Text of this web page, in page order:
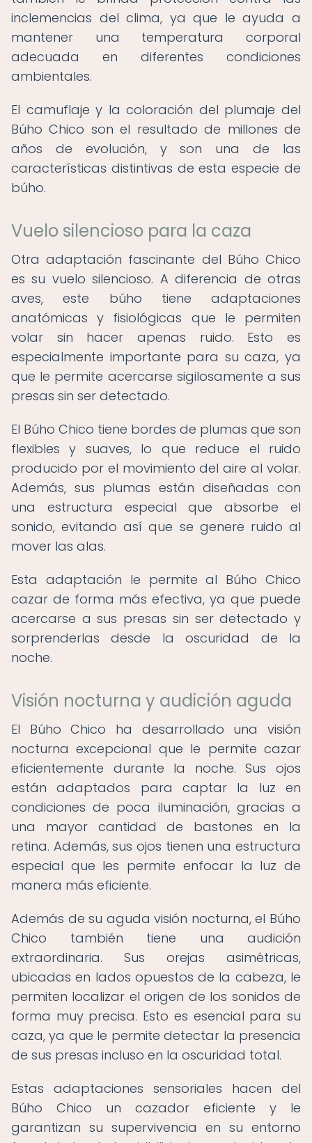
inclemencias del clima, ya que le ayuda a
mantener una temperatura corporal
adecuada en diferentes condiciones
ambientales.
El camuflaje y la coloración del plumaje del
Búho Chico son el resultado de millones de
años de evolución, y son una de las
características distintivas de esta especie de
búho.
Vuelo silencioso para la caza
Otra adaptación fascinante del Búho Chico
es su vuelo silencioso. A diferencia de otras
aves, este búho tiene adaptaciones
anatómicas y fisiológicas que le permiten
volar sin hacer apenas ruido. Esto es
especialmente importante para su caza, ya
que le permite acercarse sigilosamente a sus
presas sin ser detectado.
El Búho Chico tiene bordes de plumas que son
flexibles y suaves, lo que reduce el ruido
producido por el movimiento del aire al volar.
Además, sus plumas están diseñadas con
una estructura especial que absorbe el
sonido, evitando así que se genere ruido al
mover las alas.
Esta adaptación le permite al Búho Chico
cazar de forma más efectiva, ya que puede
acercarse a sus presas sin ser detectado y
sorprenderlas desde la oscuridad de la
noche.
Visión nocturna y audición aguda
El Búho Chico ha desarrollado una visión
nocturna excepcional que le permite cazar
eficientemente durante la noche. Sus ojos
están adaptados para captar la luz en
condiciones de poca iluminación, gracias a
una mayor cantidad de bastones en la
retina. Además, sus ojos tienen una estructura
especial que les permite enfocar la luz de
manera más eficiente.
Además de su aguda visión nocturna, el Búho
Chico también tiene una audición
extraordinaria. Sus orejas asimétricas,
ubicadas en lados opuestos de la cabeza, le
permiten localizar el origen de los sonidos de
forma muy precisa. Esto es esencial para su
caza, ya que le permite detectar la presencia
de sus presas incluso en la oscuridad total.
Estas adaptaciones sensoriales hacen del
Búho Chico un cazador eficiente y le
garantizan su supervivencia en su entorno